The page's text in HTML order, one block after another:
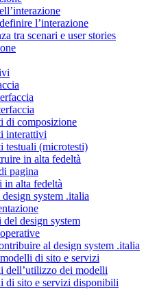
l’interazione
tra scenari e user stories
di composizione
interattivi
testuali (microtesti)
in alta fedeltà
pagina
in alta fedeltà
system .italia
design system
al design system .italia
di sito e servizi
dell’utilizzo dei modelli
di sito e servizi disponibili